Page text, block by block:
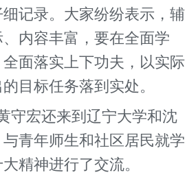
记录。大家纷纷表示，辅
内容丰富，要在全面学
面落实上下功夫，以实际
目标任务落到实处。
宏还来到辽宁大学和沈
青年师生和社区居民就学
精神进行了交流。